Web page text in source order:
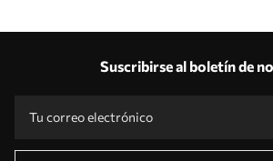
Suscribirse al boletín de